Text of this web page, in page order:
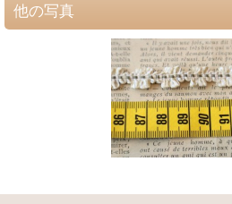
他の写真